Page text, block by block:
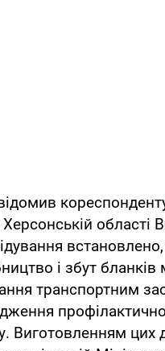
і збут
транспортним
Виготовленням цих